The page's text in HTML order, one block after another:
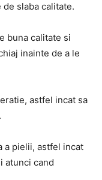
slaba calitate.
buna calitate si
inainte de a le
astfel incat sa
a pielii, astfel incat
atunci cand